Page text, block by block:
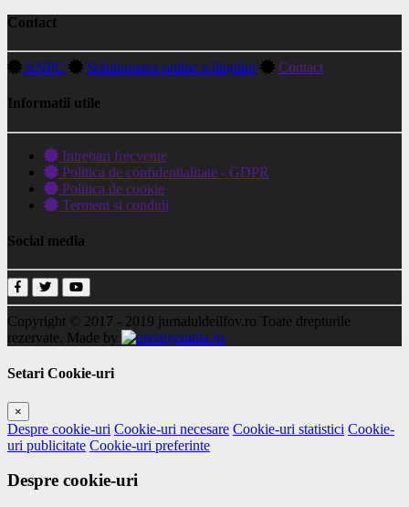
Contact
ANPC Solutionarea online a litigiilor Contact
Informatii utile
Intrebari frecvente
Politica de confidentialitate - GDPR
Politica de cookie
Termeni si conditii
Social media
Copyright © 2017 - 2019 jurnaluldeilfov.ro Toate drepturile
rezervate. Made by
Setari Cookie-uri
×
Despre cookie-uri Cookie-uri necesare Cookie-uri statistici Cookie-
uri publicitate Cookie-uri preferinte
Despre cookie-uri